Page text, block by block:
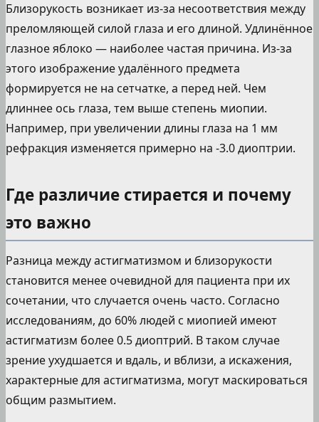
Близорукость возникает из-за несоответствия между
преломляющей силой глаза и его длиной. Удлинённое
глазное яблоко — наиболее частая причина. Из-за
этого изображение удалённого предмета
формируется не на сетчатке, а перед ней. Чем
длиннее ось глаза, тем выше степень миопии.
Например, при увеличении длины глаза на 1 мм
рефракция изменяется примерно на -3.0 диоптрии.
Где различие стирается и почему
это важно
Разница между астигматизмом и близорукости
становится менее очевидной для пациента при их
сочетании, что случается очень часто. Согласно
исследованиям, до 60% людей с миопией имеют
астигматизм более 0.5 диоптрий. В таком случае
зрение ухудшается и вдаль, и вблизи, а искажения,
характерные для астигматизма, могут маскироваться
общим размытием.